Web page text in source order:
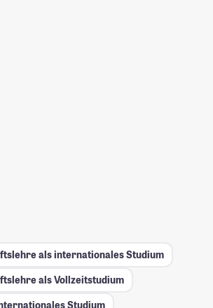
als internationales Studium
als Vollzeitstudium
Studium